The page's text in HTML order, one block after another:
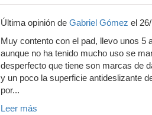
Última opinión de Gabriel Gómez el
Muy contento con el pad, llevo unos 5
aunque no ha tenido mucho uso se
desperfecto que tiene son marcas de
y un poco la superficie antideslizante
por...
Leer más